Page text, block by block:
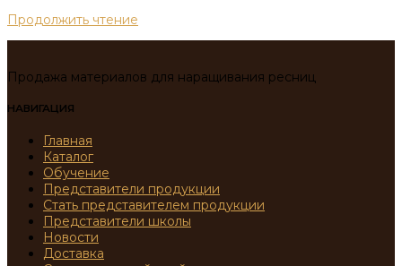
Продолжить чтение
Продажа материалов для наращивания ресниц
НАВИГАЦИЯ
Главная
Каталог
Обучение
Представители продукции
Стать представителем продукции
Представители школы
Новости
Доставка